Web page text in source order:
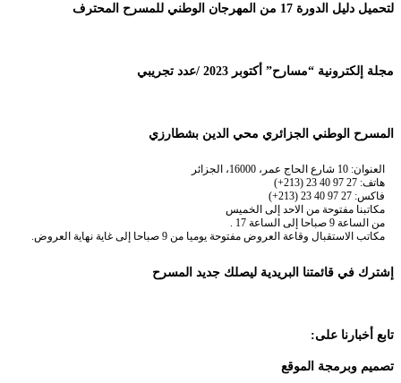
لتحميل دليل الدورة 17 من المهرجان الوطني للمسرح المحترف
مجلة إلكترونية “مسارح” أكتوبر 2023 /عدد تجريبي
المسرح الوطني الجزائري محي الدين بشطارزي
العنوان: 10 شارع الحاج عمر، 16000، الجزائر
هاتف: 27 97 40 23 (213+)
فاكس: 27 97 40 23 (213+)
مكاتبنا مفتوحة من الاحد إلى الخميس
من الساعة 9 صباحا إلى الساعة 17 .
مكاتب الاستقبال وقاعة العروض مفتوحة يوميا من 9 صباحا إلى غاية نهاية العروض.
إشترك في قائمتنا البريدية ليصلك جديد المسرح
تابع أخبارنا على:
تصميم وبرمجة الموقع